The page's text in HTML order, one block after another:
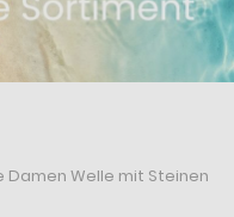
Damen Welle mit Steinen